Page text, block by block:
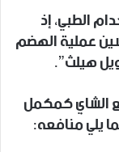
الطبي، إذ
عملية الهضم
هيلث”.
الشاي كمكمل
يلي منافعه: